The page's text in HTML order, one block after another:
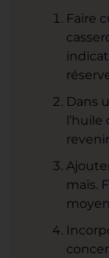
Faire
Dans
l’huile
maïs.